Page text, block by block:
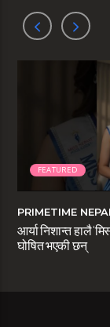
FEATURED
PRIMETIME
आर्या निशान्त हालै
घोषित भएकी छन्